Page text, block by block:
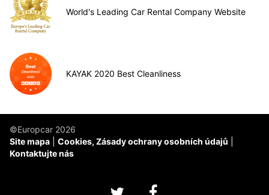
World's Leading Car Rental Company Website
KAYAK 2020 Best Cleanliness
©Europcar 2026
Site mapa
Cookies, Zásady ochrany osobních údajů
Kontaktujte nás